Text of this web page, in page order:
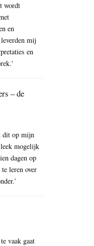
wordt
en
mij
en
– de
dit op mijn
mogelijk
dagen op
leren over
vaak gaat